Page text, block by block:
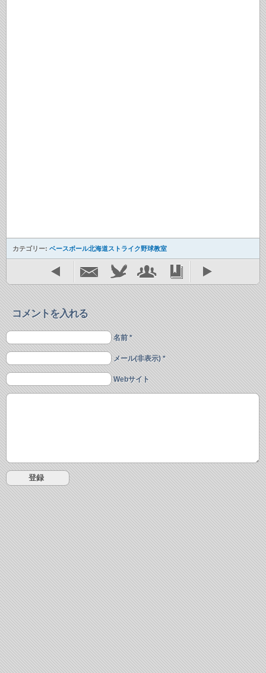
カテゴリー: ベースボール北海道ストライク野球教室
コメントを入れる
名前 *
メール(非表示) *
Webサイト